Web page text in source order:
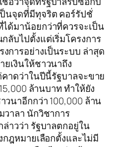
นจุดที่มีทุจริต คอร์รัปชั่
ด้มาน้อยกว่าที่ควรจะเป็น
ลับไปตั้งแต่เริ่มโครงการ
การอย่างเป็นระบบ ล่าสุด
ยเงินให้ชาวนาถึง
าดว่าในปีนี้รัฐบาลจะขาย
ล้านบาท ทำให้ยัง
วนาอีกกว่า 100,000 ล้าน
าลา นักวิชาการ
าวว่า รัฐบาลตกอยู่ใน
ฎหมายเลือกตั้งและไม่มี